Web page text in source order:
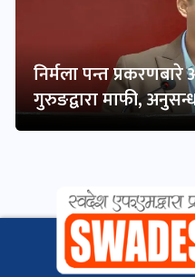
निर्मला पन्त प्रकरणबारे
गुरुङद्वारा माफी,